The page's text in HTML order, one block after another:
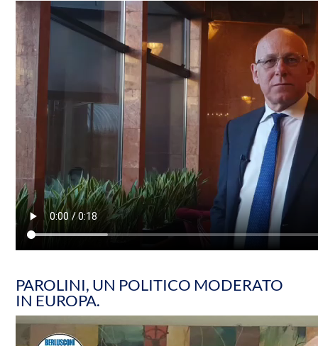
PAROLINI, UN POLITICO MODERATO
IN EUROPA.